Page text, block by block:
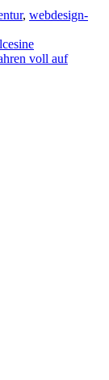
, webdesign-
voll auf